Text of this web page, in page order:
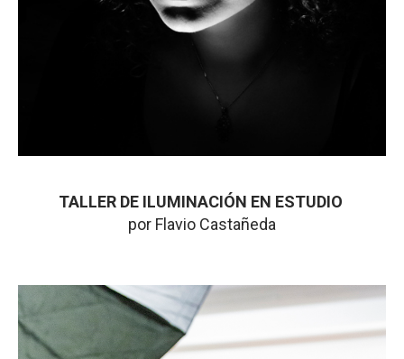
TALLER DE ILUMINACIÓN EN ESTUDIO
por Flavio Castañeda